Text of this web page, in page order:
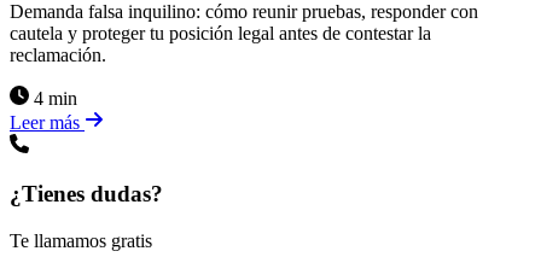
Demanda falsa inquilino: cómo reunir pruebas, responder con
cautela y proteger tu posición legal antes de contestar la
reclamación.
4 min
Leer más
¿Tienes dudas?
Te llamamos gratis